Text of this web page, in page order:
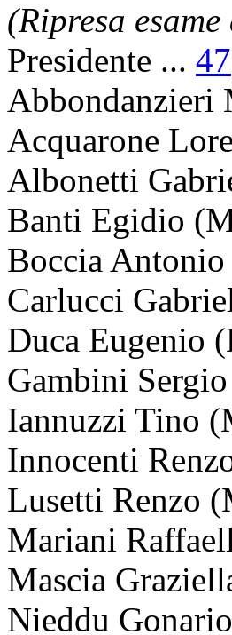
(Ripresa
Presidente ... 47
Abbondanzieri
Acquarone
Albonetti
Banti Egidio
Boccia Antonio
Carlucci
Duca Eugenio
Gambini Sergio
Iannuzzi Tino
Innocenti
Lusetti Renzo
Mariani
Mascia
Nieddu Gonario